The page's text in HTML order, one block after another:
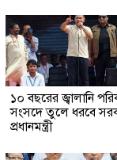
১০ বছরের জ্বালানি
সংসদে তুলে ধরবে
প্রধানমন্ত্রী